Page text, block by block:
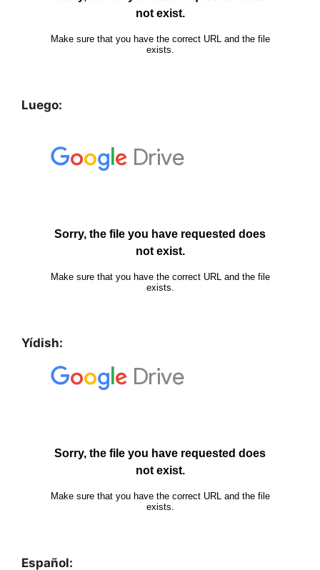
Luego:
Yídish:
Español: